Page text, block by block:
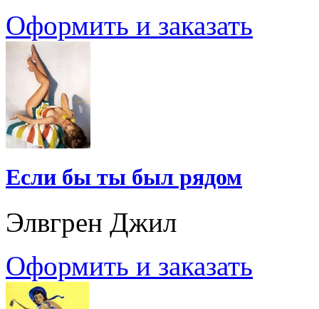
Оформить и заказать
Если бы ты был рядом
Элвгрен Джил
Оформить и заказать